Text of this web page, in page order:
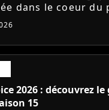
dans le coeur du
envoûtant. À
jeune artiste
2026 : découvrez
15